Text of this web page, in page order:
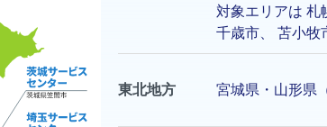
対象エリアは 札
千歳市
苫小牧
東北地方 宮城県・山形県